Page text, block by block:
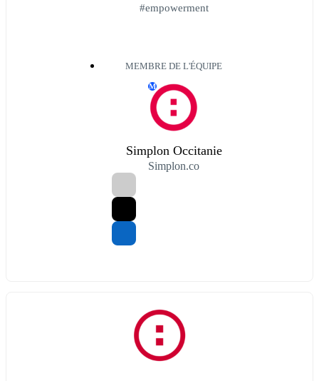
#empowerment
MEMBRE DE L'ÉQUIPE
M
Simplon Occitanie
Simplon.co